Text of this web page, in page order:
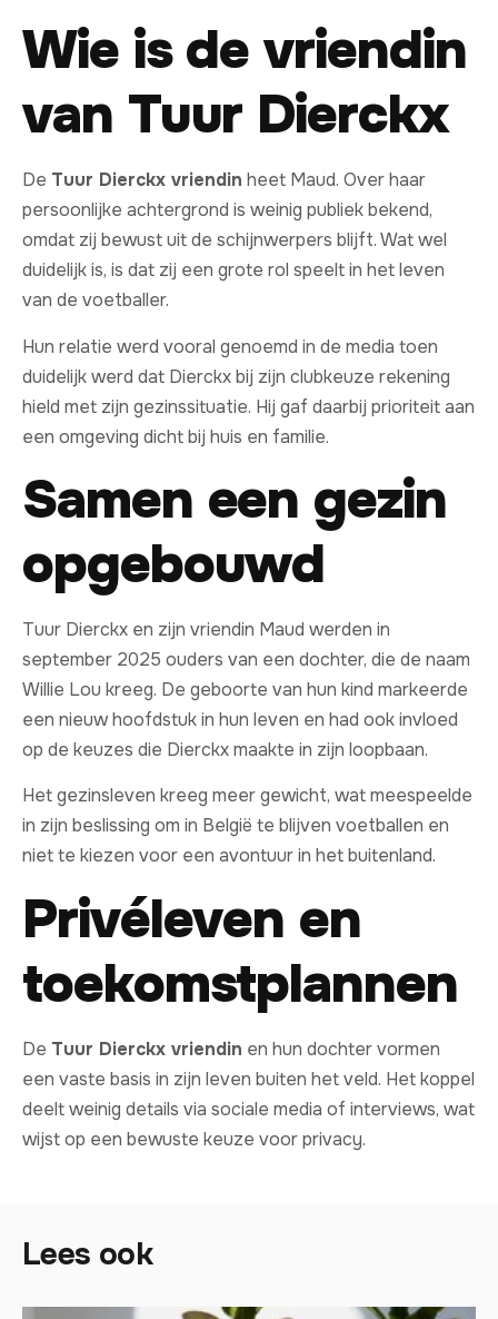
Wie is de vriendin
van Tuur Dierckx
De Tuur Dierckx vriendin heet Maud. Over haar
persoonlijke achtergrond is weinig publiek bekend,
omdat zij bewust uit de schijnwerpers blijft. Wat wel
duidelijk is, is dat zij een grote rol speelt in het leven
van de voetballer.
Hun relatie werd vooral genoemd in de media toen
duidelijk werd dat Dierckx bij zijn clubkeuze rekening
hield met zijn gezinssituatie. Hij gaf daarbij prioriteit aan
een omgeving dicht bij huis en familie.
Samen een gezin
opgebouwd
Tuur Dierckx en zijn vriendin Maud werden in
september 2025 ouders van een dochter, die de naam
Willie Lou kreeg. De geboorte van hun kind markeerde
een nieuw hoofdstuk in hun leven en had ook invloed
op de keuzes die Dierckx maakte in zijn loopbaan.
Het gezinsleven kreeg meer gewicht, wat meespeelde
in zijn beslissing om in België te blijven voetballen en
niet te kiezen voor een avontuur in het buitenland.
Privéleven en
toekomstplannen
De Tuur Dierckx vriendin en hun dochter vormen
een vaste basis in zijn leven buiten het veld. Het koppel
deelt weinig details via sociale media of interviews, wat
wijst op een bewuste keuze voor privacy.
Lees ook